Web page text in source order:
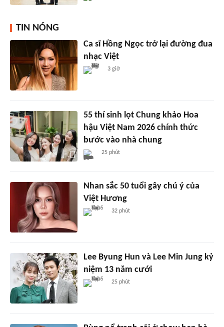
TIN NÓNG
Ca sĩ Hồng Ngọc trở lại đường đua
nhạc Việt
3 giờ
55 thí sinh lọt Chung khảo Hoa
hậu Việt Nam 2026 chính thức
bước vào nhà chung
25 phút
Nhan sắc 50 tuổi gây chú ý của
Việt Hương
32 phút
Lee Byung Hun và Lee Min Jung kỷ
niệm 13 năm cưới
25 phút